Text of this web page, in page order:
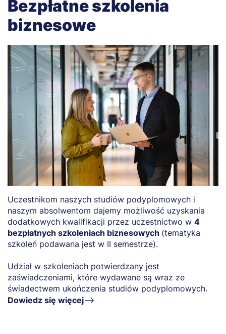
Bezpłatne szkolenia
biznesowe
Uczestnikom naszych studiów podyplomowych i
naszym absolwentom dajemy możliwość uzyskania
dodatkowych kwalifikacji przez uczestnictwo w 4
bezpłatnych szkoleniach biznesowych (tematyka
szkoleń podawana jest w II semestrze).
Udział w szkoleniach potwierdzany jest
zaświadczeniami, które wydawane są wraz ze
świadectwem ukończenia studiów podyplomowych.
Dowiedz się więcej